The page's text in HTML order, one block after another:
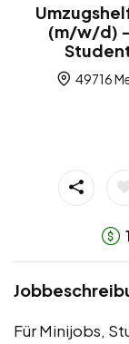
(m/w/d)
49716
Für Minijobs,